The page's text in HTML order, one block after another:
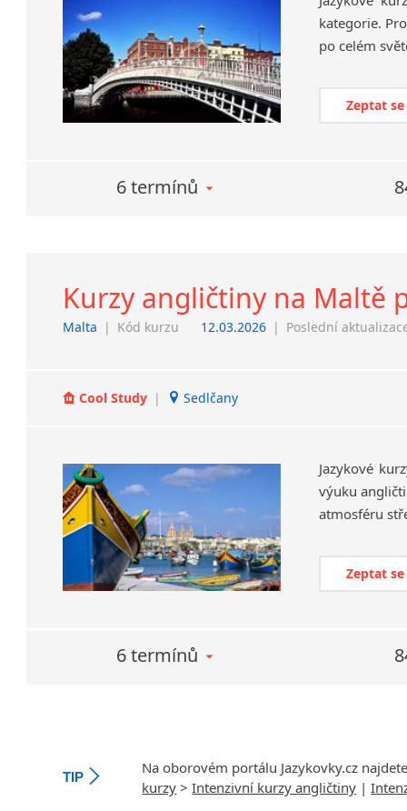
kategorie.
po celém
Zeptat
6 termínů
Kurzy angličtiny na Maltě
Malta | Kód kurzu 12.03.2026 | Poslední
Cool Study | Sedlčany
Jazykové
výuku
Zeptat
6 termínů
TIP
Na oborovém portálu Jazykovky.cz
kurzy >Intenzivní kurzy angličtiny |